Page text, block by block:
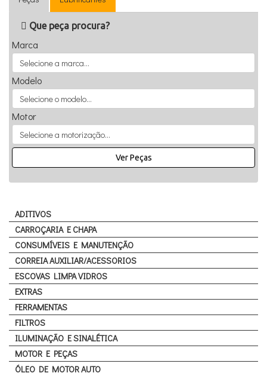
Que peça procura?
Marca
Modelo
Motor
Ver Peças
ADITIVOS
CARROÇARIA E CHAPA
CONSUMÍVEIS E MANUTENÇÃO
CORREIA AUXILIAR/ACESSORIOS
ESCOVAS LIMPA VIDROS
EXTRAS
FERRAMENTAS
FILTROS
ILUMINAÇÃO E SINALÉTICA
MOTOR E PEÇAS
ÓLEO DE MOTOR AUTO